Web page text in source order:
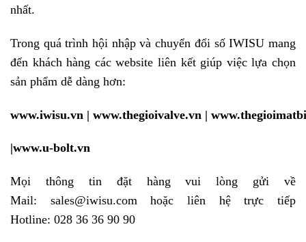
nhất.
Trong quá trình hội nhập và chuyển đổi số IWISU mang
đến khách hàng các website liên kết giúp việc lựa chọn
sản phẩm dễ dàng hơn:
www.iwisu.vn | www.thegioivalve.vn |
|www.u-bolt.vn
Mọi thông tin đặt hàng vui lòng gửi về
Mail: sales@iwisu.comhoặc liên hệ trực tiếp
Hotline: 028 36 36 90 90